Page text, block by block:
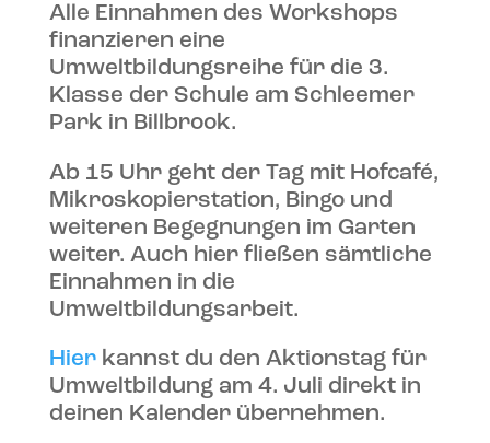
Alle Einnahmen des Workshops
finanzieren eine
Umweltbildungsreihe für die 3.
Klasse der Schule am Schleemer
Park in Billbrook.
Ab 15 Uhr geht der Tag mit Hofcafé,
Mikroskopierstation, Bingo und
weiteren Begegnungen im Garten
weiter. Auch hier fließen sämtliche
Einnahmen in die
Umweltbildungsarbeit.
Hierkannst du den Aktionstag für
Umweltbildung am 4. Juli direkt in
deinen Kalender übernehmen.